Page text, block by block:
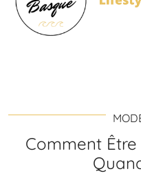
Comment